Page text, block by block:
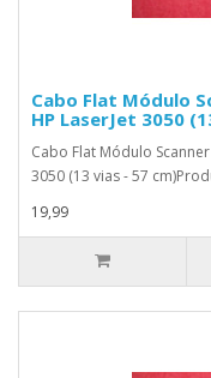
Cabo Flat Módulo
HP LaserJet 3050
Cabo Flat Módulo
3050 (13 vias - 57
19,99